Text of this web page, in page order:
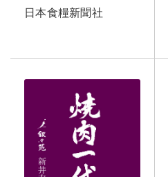
日本食糧新聞社